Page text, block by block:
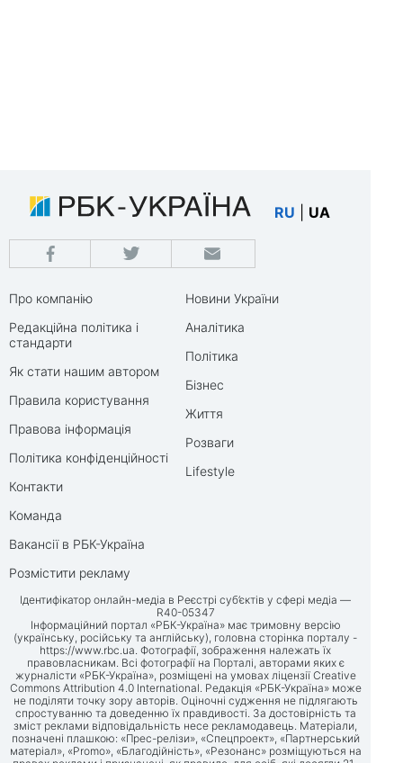
RU UA
Про компанію
Редакційна політика і
стандарти
Як стати нашим автором
Правила користування
Правова інформація
Політика конфіденційності
Контакти
Команда
Вакансії в РБК-Україна
Розмістити рекламу
Новини України
Аналітика
Політика
Бізнес
Життя
Розваги
Lifestyle
Ідентифікатор онлайн-медіа в Реєстрі суб’єктів у сфері медіа —
R40-05347
Інформаційний портал «РБК-Україна» має тримовну версію
(українську, російську та англійську), головна сторінка порталу -
https://www.rbc.ua. Фотографії, зображення належать їх
правовласникам. Всі фотографії на Порталі, авторами яких є
журналісти «РБК-Україна», розміщені на умовах ліцензії Creative
Commons Attribution 4.0 International. Редакція «РБК-Україна» може
не поділяти точку зору авторів. Оціночні судження не підлягають
спростуванню та доведенню їх правдивості. За достовірність та
зміст реклами відповідальність несе рекламодавець. Матеріали,
позначені плашкою: «Прес-релізи», «Спецпроект», «Партнерський
матеріал», «Promo», «Благодійність», «Резонанс» розміщуються на